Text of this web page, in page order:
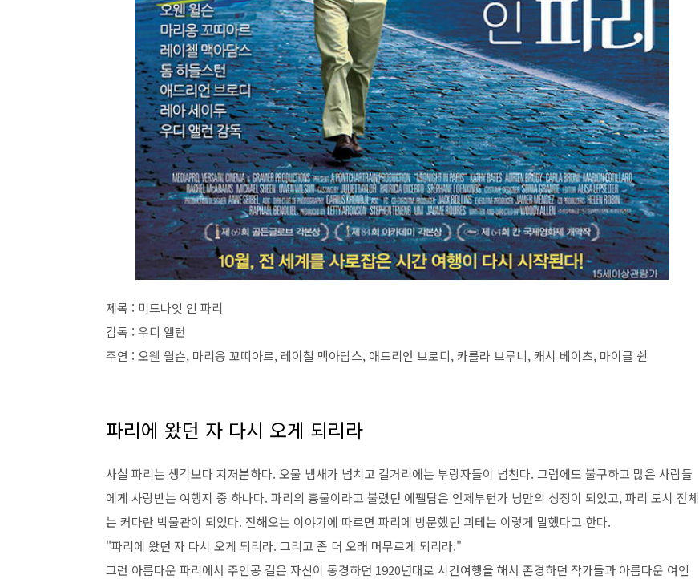
제목 : 미드나잇 인 파리
감독 : 우디 앨런
주연 : 오웬 윌슨, 마리옹 꼬띠아르, 레이철 맥아담스, 애드리언 브로디, 카를라 브루니, 캐시 베이츠, 마이클 쉰
파리에 왔던 자 다시 오게 되리라
사실 파리는 생각보다 지저분하다. 오물 냄새가 넘치고 길거리에는 부랑자들이 넘친다. 그럼에도 불구하고 많은 사람들
에게 사랑받는 여행지 중 하나다. 파리의 흉물이라고 불렸던 에펠탑은 언제부턴가 낭만의 상징이 되었고, 파리 도시 전체
는 커다란 박물관이 되었다. 전해오는 이야기에 따르면 파리에 방문했던 괴테는 이렇게 말했다고 한다.
"파리에 왔던 자 다시 오게 되리라. 그리고 좀 더 오래 머무르게 되리라."
그런 아름다운 파리에서 주인공 길은 자신이 동경하던 1920년대로 시간여행을 해서 존경하던 작가들과 아름다운 여인